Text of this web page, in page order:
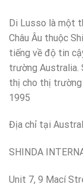
Di Lusso là một
Châu Âu thuộc
tiếng về độ tin
trường Australia.
thị cho thị
1995
Địa chỉ tại
SHINDA
Unit 7, 9 Mací